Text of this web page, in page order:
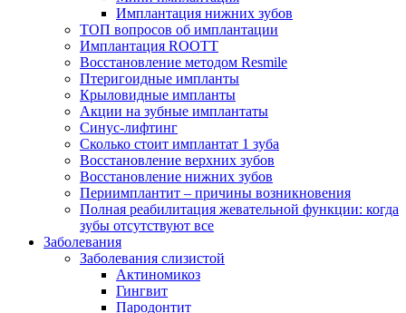
Имплантация нижних зубов
ТОП вопросов об имплантации
Имплантация ROOTT
Восстановление методом Resmile
Птеригоидные импланты
Крыловидные импланты
Акции на зубные имплантаты
Синус-лифтинг
Сколько стоит имплантат 1 зуба
Восстановление верхних зубов
Восстановление нижних зубов
Периимплантит – причины возникновения
Полная реабилитация жевательной функции: когда
зубы отсутствуют все
Заболевания
Заболевания слизистой
Актиномикоз
Гингвит
Пародонтит